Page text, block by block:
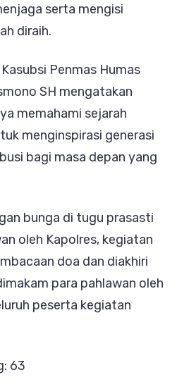
serta mengisi
diraih.
Penmas Humas
SH mengatakan
memahami sejarah
menginspirasi generasi
bagi masa depan yang
bunga di tugu prasasti
oleh Kapolres, kegiatan
doa dan diakhiri
para pahlawan oleh
peserta kegiatan
63